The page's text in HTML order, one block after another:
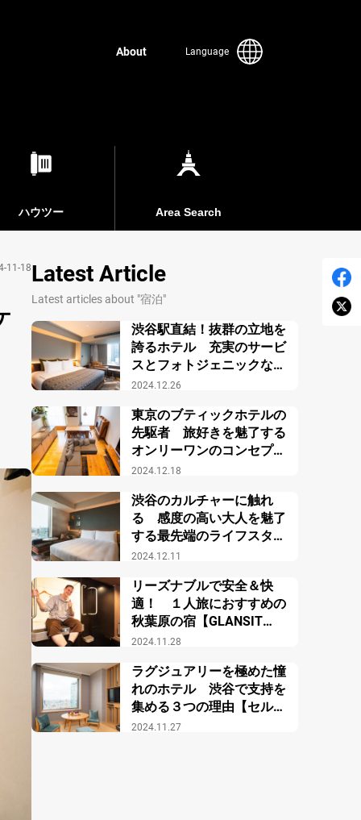
About Language
ハウツー Area Search
11-18Latest Article
Latest articles about "宿泊"
2024.12.26
渋谷駅直結！抜群の立地を
誇るホテル 充実のサービ
スとフォトジェニックな館
内【SHIBUYA STREAM
2024.12.18
東京のブティックホテルの
先駆者 旅好きを魅了する
オンリーワンのコンセプト
【TRUNK(HOTEL) CAT
2024.12.11
渋谷のカルチャーに触れ
る 感度の高い大人を魅了
する最先端のライフスタイ
ルブティックホテル【ホテ
2024.11.28
リーズナブルで安全＆快
適！ １人旅におすすめの
秋葉原の宿【GLANSIT
AKIHABARA】
2024.11.27
ラグジュアリーを極めた憧
れのホテル 渋谷で支持を
集める３つの理由【セルリ
アンタワー東急ホテル】